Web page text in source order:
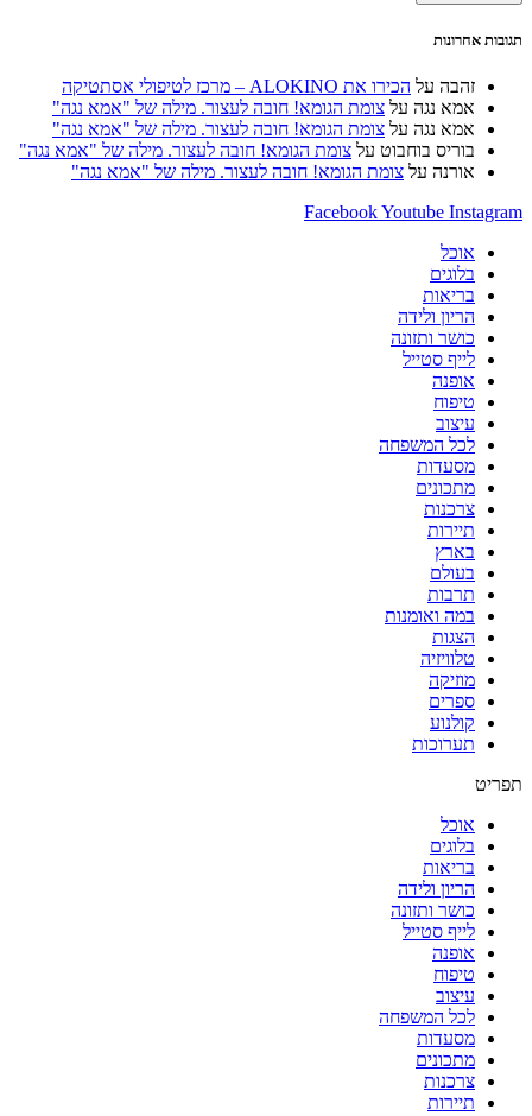
זהבהעלהכירו את ALOKINO – מרכז לטיפולי אסתטיקה
אמא נגהעל צומת הגומא! חובה לעצור. מילה של "אמא נגה"
אמא נגהעל צומת הגומא! חובה לעצור. מילה של "אמא נגה"
בוריס בוחבוט עלצומת הגומא! חובה לעצור. מילה של "אמא נגה"
אורנה
עלצומת הגומא! חובה לעצור. מילה של "אמא נגה"
FacebookYoutube
אוכל
בלוגים
בריאות
הריון ולידה
כושר ותזונה
לייף סטייל
אופנה
טיפוח
עיצוב
לכל המשפחה
מסעדות
מתכונים
צרכנות
תיירות
בארץ
בעולם
תרבות
במה ואומנות
הצגות
טלוויזיה
מוזיקה
ספרים
קולנוע
תערוכות
אוכל
בלוגים
בריאות
הריון ולידה
כושר ותזונה
לייף סטייל
אופנה
טיפוח
עיצוב
לכל המשפחה
מסעדות
מתכונים
צרכנות
תיירות